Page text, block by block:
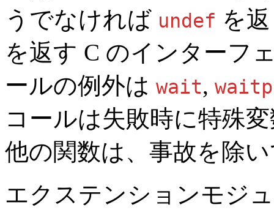
うでなければ undef を
を返す C のインターフ
ールの例外は wait,
コールは失敗時に特殊
他の関数は、事故を除
エクステンションモジ